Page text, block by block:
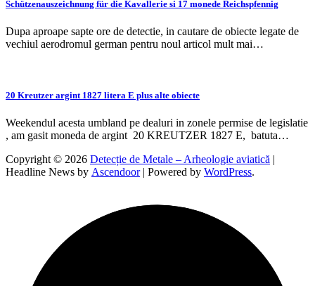
Schützenauszeichnung für die Kavallerie si 17 monede Reichspfennig
Dupa aproape sapte ore de detectie, in cautare de obiecte legate de
vechiul aerodromul german pentru noul articol mult mai…
20 Kreutzer argint 1827 litera E plus alte obiecte
Weekendul acesta umbland pe dealuri in zonele permise de legislatie
, am gasit moneda de argint 20 KREUTZER 1827 E, batuta…
Copyright © 2026 Detecție de Metale – Arheologie aviatică
Headline News by Ascendoor| Powered by WordPress.